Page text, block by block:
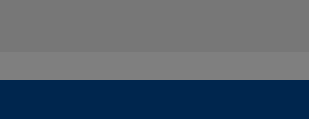
36
Swagelok®